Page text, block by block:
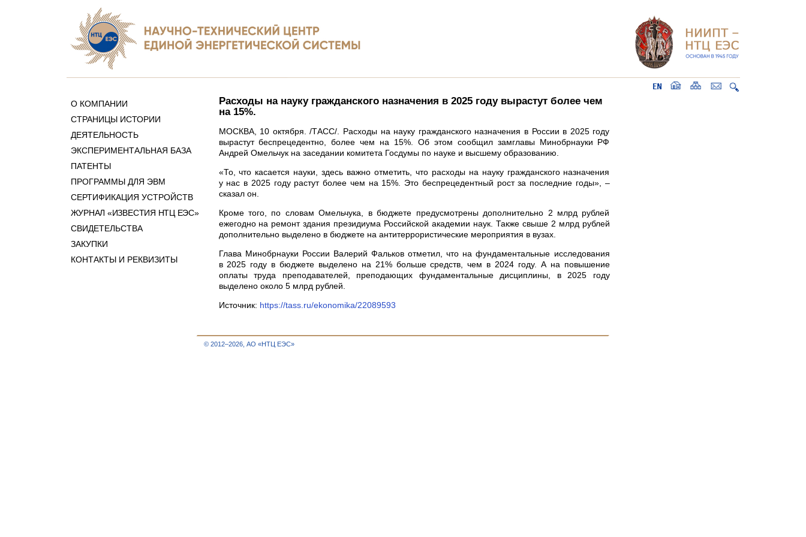
О КОМПАНИИ
СТРАНИЦЫ ИСТОРИИ
ДЕЯТЕЛЬНОСТЬ
ЭКСПЕРИМЕНТАЛЬНАЯ БАЗА
ПАТЕНТЫ
ПРОГРАММЫ ДЛЯ ЭВМ
СЕРТИФИКАЦИЯ УСТРОЙСТВ
ЖУРНАЛ «ИЗВЕСТИЯ НТЦ ЕЭС»
СВИДЕТЕЛЬСТВА
ЗАКУПКИ
КОНТАКТЫ И РЕКВИЗИТЫ
Расходы на науку гражданского назначения в 2025 году вырастут более чем
на 15%.
МОСКВА, 10 октября. /ТАСС/. Расходы на науку гражданского назначения в России в 2025 году
вырастут беспрецедентно, более чем на 15%. Об этом сообщил замглавы Минобрнауки РФ
Андрей Омельчук на заседании комитета Госдумы по науке и высшему образованию.
«То, что касается науки, здесь важно отметить, что расходы на науку гражданского назначения
у нас в 2025 году растут более чем на 15%. Это беспрецедентный рост за последние годы», –
сказал он.
Кроме того, по словам Омельчука, в бюджете предусмотрены дополнительно 2 млрд рублей
ежегодно на ремонт здания президиума Российской академии наук. Также свыше 2 млрд рублей
дополнительно выделено в бюджете на антитеррористические мероприятия в вузах.
Глава Минобрнауки России Валерий Фальков отметил, что на фундаментальные исследования
в 2025 году в бюджете выделено на 21% больше средств, чем в 2024 году. А на повышение
оплаты труда преподавателей, преподающих фундаментальные дисциплины, в 2025 году
выделено около 5 млрд рублей.
Источник: https://tass.ru/ekonomika/22089593
© 2012–2026, АО «НТЦ ЕЭС»